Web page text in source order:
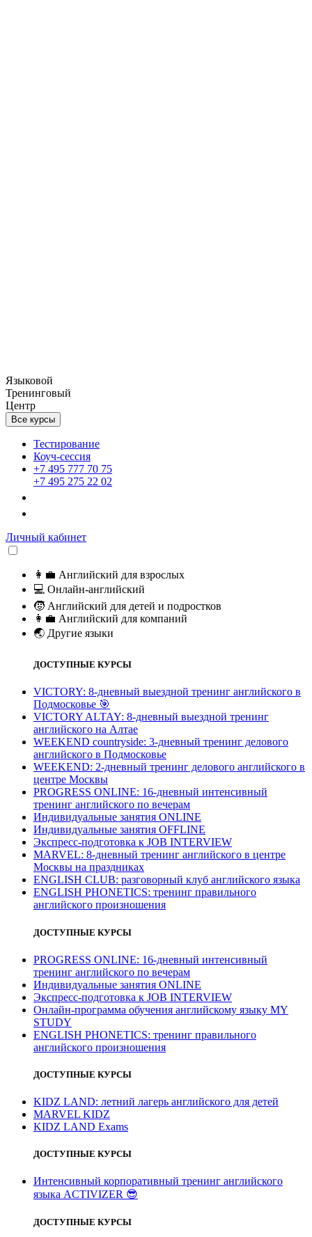
Языковой
Тренинговый
Центр
Все курсы
Тестирование
Коуч-сессия
+7 495 777 70 75
+7 495 275 22 02
Личный кабинет
👩‍💼 Английский для взрослых
💻 Онлайн-английский
🧒 Английский для детей и подростков
👩‍💼 Английский для компаний
🌏 Другие языки
ДОСТУПНЫЕ КУРСЫ
VICTORY: 8-дневный выездной тренинг английского в
Подмосковье 🎯
VICTORY ALTAY: 8-дневный выездной тренинг
английского на Алтае
WEEKEND countryside: 3-дневный тренинг делового
английского в Подмосковье
WEEKEND: 2-дневный тренинг делового английского в
центре Москвы
PROGRESS ONLINE: 16-дневный интенсивный
тренинг английского по вечерам
Индивидуальные занятия ONLINE
Индивидуальные занятия OFFLINE
Экспресс-подготовка к JOB INTERVIEW
МARVEL: 8-дневный тренинг английского в центре
Москвы на праздниках
ENGLISH CLUB: разговорный клуб английского языка
ENGLISH PHONETICS: тренинг правильного
английского произношения
ДОСТУПНЫЕ КУРСЫ
PROGRESS ONLINE: 16-дневный интенсивный
тренинг английского по вечерам
Индивидуальные занятия ONLINE
Экспресс-подготовка к JOB INTERVIEW
Онлайн-программа обучения английскому языку MY
STUDY
ENGLISH PHONETICS: тренинг правильного
английского произношения
ДОСТУПНЫЕ КУРСЫ
KIDZ LAND: летний лагерь английского для детей
MARVEL KIDZ
KIDZ LAND Exams
ДОСТУПНЫЕ КУРСЫ
Интенсивный корпоративный тренинг английского
языка ACTIVIZER 😎
ДОСТУПНЫЕ КУРСЫ